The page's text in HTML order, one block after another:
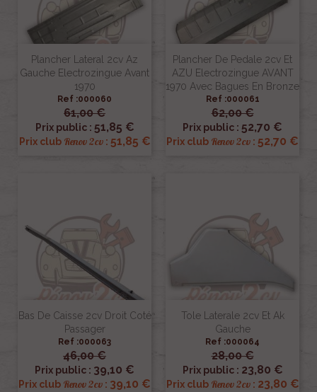
Plancher Lateral 2cv Az
Gauche Electrozingue Avant
1970
Ref :000060
61,00 €
Prix public : 51,85 €
Prix club Renov 2cv: 51,85 €
Plancher De Pedale 2cv Et
AZU Electrozingue AVANT
1970 Avec Bagues En Bronze
Ref :000061
62,00 €
Prix public : 52,70 €
Prix club Renov 2cv : 52,70 €
Bas De Caisse 2cv Droit Coté
Passager
Ref :000063
46,00 €
Prix public : 39,10 €
Prix club Renov 2cv : 39,10 €
Tole Laterale 2cv Et Ak
Gauche
Ref :000064
28,00 €
Prix public : 23,80 €
Prix club Renov 2cv: 23,80 €